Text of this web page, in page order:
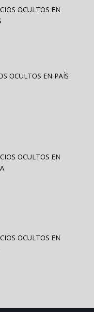
OCULTOS EN
OCULTOS EN PAÍS
OCULTOS EN
OCULTOS EN